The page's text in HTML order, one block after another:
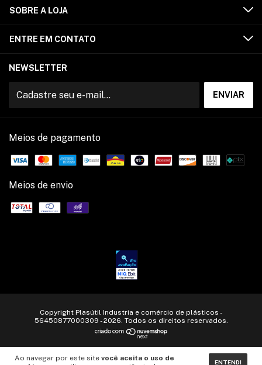
Ao navegar por este site você aceita o uso de
ENTENDI
SOBRE A LOJA
ENTRE EM CONTATO
NEWSLETTER
Meios de pagamento
Meios de envio
Copyright Plasútil Industria e comércio de plásticos -
56450877000309 - 2026. Todos os direitos reservados.